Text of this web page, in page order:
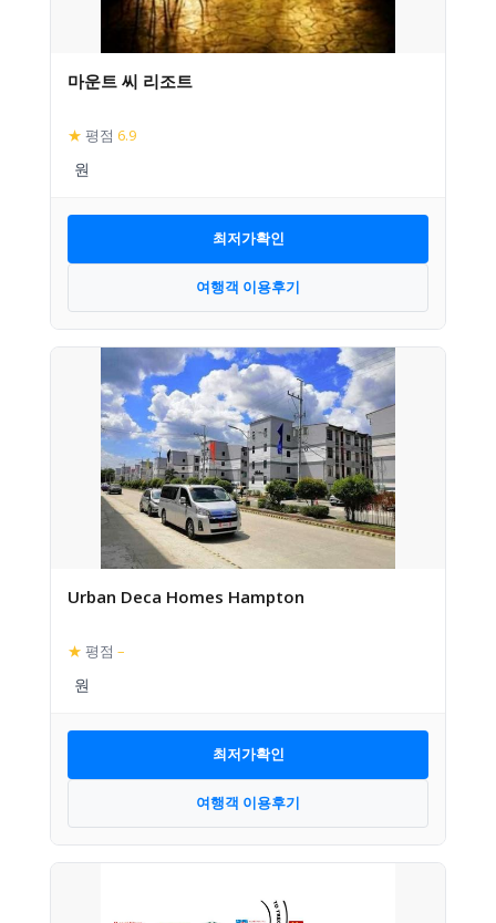
마운트 씨 리조트
★ 평점 6.9
최저가확인
여행객 이용후기
Urban Deca Homes Hampton
★ 평점 –
최저가확인
여행객 이용후기